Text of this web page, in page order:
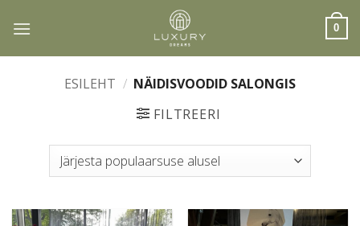
0
ESILEHT / NÄIDISVOODID SALONGIS
FILTREERI